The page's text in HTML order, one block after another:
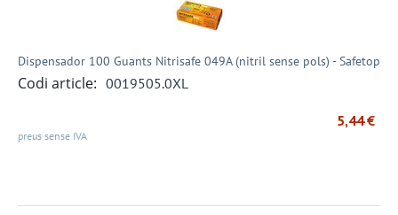
Dispensador 100 Guants Nitrisafe 049A (nitril sense pols) - Safetop
Codi article: 0019505.0XL
5,44€
preus sense IVA